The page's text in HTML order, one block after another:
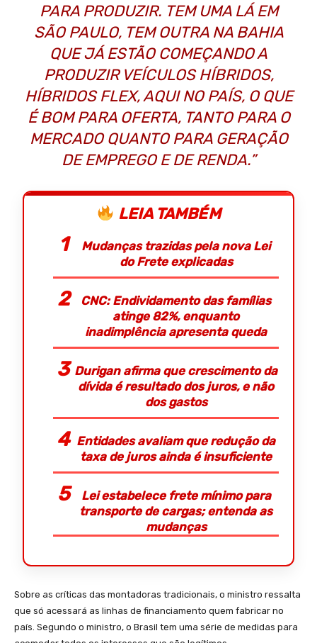
PARA PRODUZIR. TEM UMA LÁ EM
SÃO PAULO, TEM OUTRA NA BAHIA
QUE JÁ ESTÃO COMEÇANDO A
PRODUZIR VEÍCULOS HÍBRIDOS,
HÍBRIDOS FLEX, AQUI NO PAÍS, O QUE
É BOM PARA OFERTA, TANTO PARA O
MERCADO QUANTO PARA GERAÇÃO
DE EMPREGO E DE RENDA.”
LEIA TAMBÉM
Mudanças trazidas pela nova Lei
do Frete explicadas
CNC: Endividamento das famílias
atinge 82%, enquanto
inadimplência apresenta queda
Durigan afirma que crescimento da
dívida é resultado dos juros, e não
dos gastos
Entidades avaliam que redução da
taxa de juros ainda é insuficiente
Lei estabelece frete mínimo para
transporte de cargas; entenda as
mudanças
Sobre as críticas das montadoras tradicionais, o ministro ressalta
que só acessará as linhas de financiamento quem fabricar no
país. Segundo o ministro, o Brasil tem uma série de medidas para